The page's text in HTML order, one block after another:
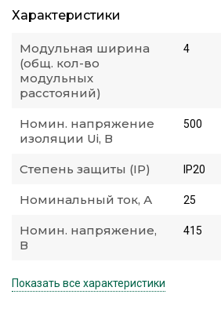
Характеристики
Модульная ширина
(общ. кол-во
модульных
расстояний)
4
Номин. напряжение
изоляции Ui, В
500
Степень защиты (IP) IP20
Номинальный ток, А 25
Номин. напряжение,
В
415
Показать все характеристики